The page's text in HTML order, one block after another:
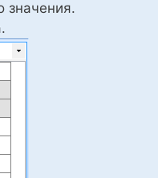
значения.